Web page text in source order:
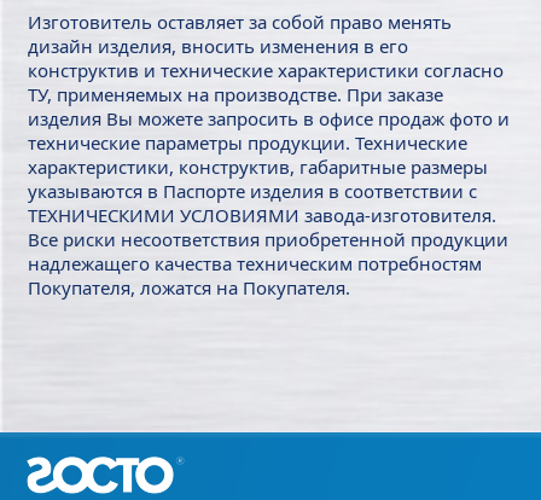
Изготовитель оставляет за собой право менять
дизайн изделия, вносить изменения в его
конструктив и технические характеристики согласно
ТУ, применяемых на производстве. При заказе
изделия Вы можете запросить в офисе продаж фото и
технические параметры продукции. Технические
характеристики, конструктив, габаритные размеры
указываются в Паспорте изделия в соответствии с
ТЕХНИЧЕСКИМИ УСЛОВИЯМИ завода-изготовителя.
Все риски несоответствия приобретенной продукции
надлежащего качества техническим потребностям
Покупателя, ложатся на Покупателя.